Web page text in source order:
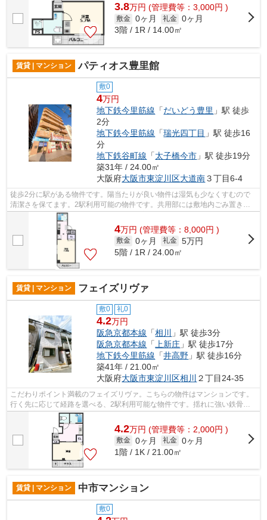
3.8万円 (管理費等：3,000円 )
敷金 0ヶ月 礼金 0ヶ月
3階 / 1R / 14.00㎡
賃貸 | マンション パティオス豊里館
敷0
4万円
地下鉄今里筋線 「だいどう豊里 」駅 徒歩
2分
地下鉄今里筋線 「瑞光四丁目 」駅 徒歩16
分
地下鉄谷町線 「太子橋今市 」駅 徒歩19分
築31年 / 24.00㎡
大阪府大阪市東淀川区大道南３丁目6-4
徒歩2分に駅がある物件です。陽当たりが良い物件は湿気も少なくすむので
清潔さを保てます。2駅利用可能の物件です。共用部には敷地内ごみ置き
場・エレベータなどが揃っております。遮...
4万円 (管理費等：8,000円 )
敷金 0ヶ月 礼金 5万円
5階 / 1R / 24.00㎡
賃貸 | マンション フェイズリヴァ
敷0 礼0
4.2万円
阪急京都本線 「相川
」駅 徒歩3分
阪急京都本線 「 上新庄 」駅 徒歩17分
地下鉄今里筋線 「井高野 」駅 徒歩16分
築41年 / 21.00㎡
大阪府大阪市東淀川区相川 ２丁目24-35
こだわりポイント満載のフェイズリヴァ。こちらの物件はマンションです。
行く先に応じて経路を選べる、2駅利用可能な物件です。揺れに強い鉄骨造
には安心感があります。ミライズ吹田店...
4.2万円 (管理費等：2,000円 )
敷金 0ヶ月 礼金 0ヶ月
1階 / 1K / 21.00㎡
賃貸 | マンション 中市マンション
敷0